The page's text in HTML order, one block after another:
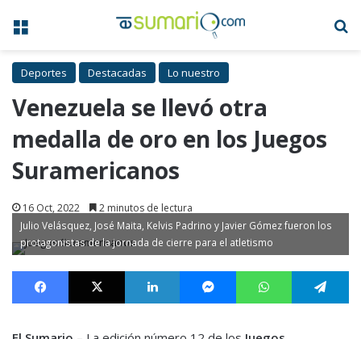
Menú
Deportes Destacadas Lo nuestro
Venezuela se llevó otra
medalla de oro en los Juegos
Suramericanos
16 Oct, 2022 2 minutos de lectura
Julio Velásquez, José Maita, Kelvis Padrino y Javier Gómez fueron los
protagonistas de la jornada de cierre para el atletismo
Facebook X LinkedIn MessengerWhatsApp